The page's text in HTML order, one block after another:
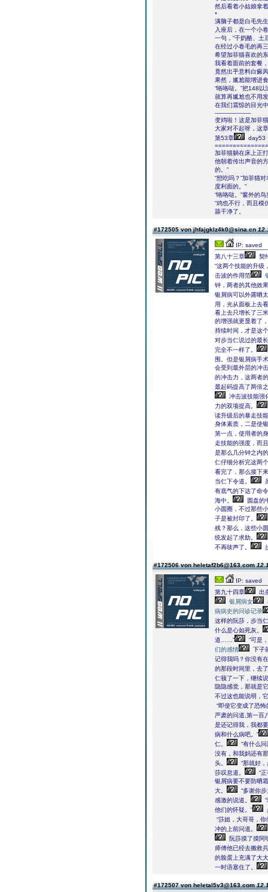
然后看着小姑娘拿
*
满脑子都是白毛先
入座后，在一个小
一句，“干奶酪、土
在经过小卷毛的再
希望加菲猫喜欢的
我看着面前的套餐
竟然出乎意料白癜
果然，尴尬能增进
“咯咯哒。”把148以
就算再尴尬也不用
在我们震惊的目光
--------------------
变鸡啦！这是加菲
大家对不起呀，这
第53章
day53
加菲猫躺在床上正
他朝着传出声音的
的。”
“想吃吗？”加菲猫
度利面的。”
“咯咯哒。”窗外的
“鸡也不行，而且模
舔干净了。
#172505 von jhfajgklz4k0@sina.cn
IP: saved
第八十三章
契
“这两个技能的升
击波的作用范
钟，两者的其他效
银屑病可以外露晒
用，光从面板上去
看上去只增长了三
的增强就更显着了
持续时间，才是这
对步当仁说过的最
完全不一样了。
围。但是银屑病手
会受到最外层的冲
的冲击力，这两者
最起码提高了两倍
冲击波技能强
力的双项提高。
读升级后的暴走技
身体素质，二是使
第一点，使用者的
走技能的强度，而
是那么几分钟之内
仁仔细分析完这两
看完了，那么接下
当仁下令道。
有底气的下达了命
海中。
圆盘的
小圆圈，不过那些
子是被封印了。
残？那么，这些小
统发起了求助。
不再吱声了。
#172506 von heletaf2b6@163.com
IP: saved
第九十四章
出
银屑病女
病病史的问诊记录
这样的阮莎，步当
什么是心如死灰。
道……”
“可是
们的感情
下子
记得我吗？你没有
的那段时间里，去
仁顿了一下，继续
隐隐感觉，那就是
不过这也能说明，
“即使它变成了恐
严肃的问道,第一百
是还记得我，我都
病和什么病吧。”
仁。
“有什么问
没有，和我妈还有
头。
“那就好
莎叹息道。
“
银屑病要不要防晒
大。
“多谢你
感激的说道。
他们的怀疑。”
“莎姐，大哥哥，
冲的上前问道。
阮莎摸了摸阿
师傅他已经去搬救
的脸蛋上充满了大
一时语塞住了。
#172507 von heletal5v3@163.com